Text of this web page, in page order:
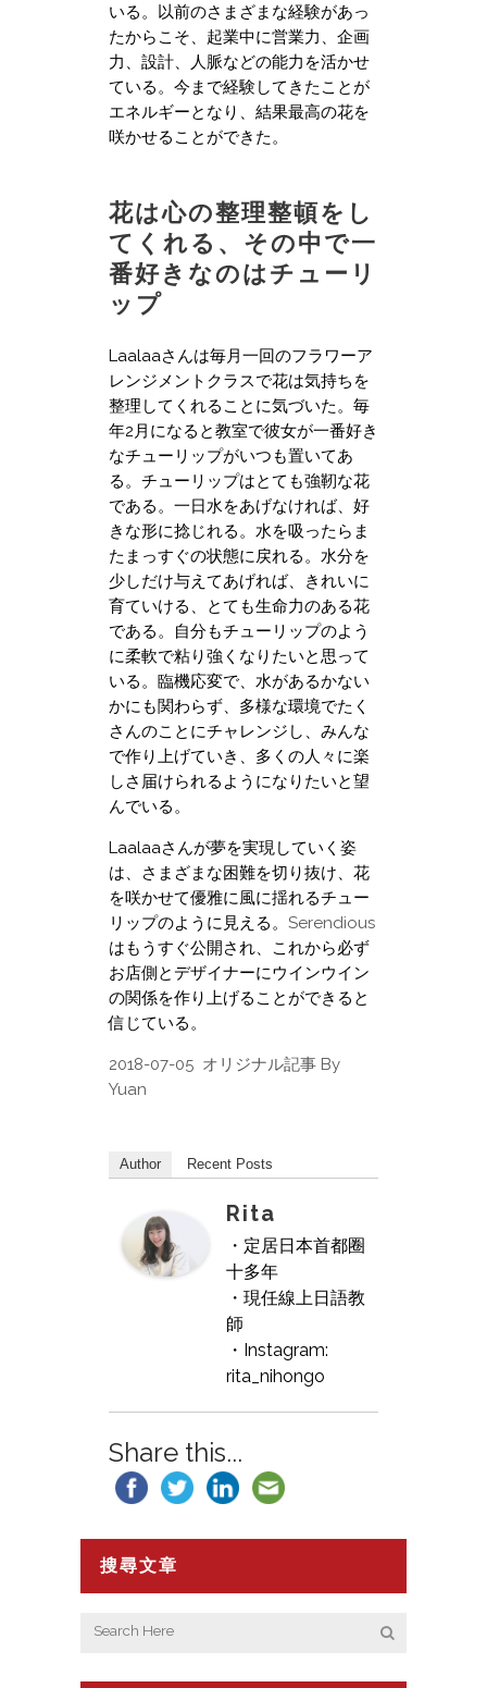
いる。以前のさまざまな経験があっ
たからこそ、起業中に営業力、企画
力、設計、人脈などの能力を活かせ
ている。今まで経験してきたことが
エネルギーとなり、結果最高の花を
咲かせることができた。
花は心の整理整頓をし
てくれる、その中で一
番好きなのはチューリ
ップ
Laalaaさんは毎月一回のフラワーア
レンジメントクラスで花は気持ちを
整理してくれることに気づいた。毎
年2月になると教室で彼女が一番好き
なチューリップがいつも置いてあ
る。チューリップはとても強靭な花
である。一日水をあげなければ、好
きな形に捻じれる。水を吸ったらま
たまっすぐの状態に戻れる。水分を
少しだけ与えてあげれば、きれいに
育ていける、とても生命力のある花
である。自分もチューリップのよう
に柔軟で粘り強くなりたいと思って
いる。 臨機応変で、水があるかない
かにも関わらず、多様な環境でたく
さんのことにチャレンジし、みんな
で作り上げていき、多くの人々に楽
しさ届けられるようになりたいと望
んでいる。
Laalaaさんが夢を実現していく姿
は、さまざまな困難を切り抜け、花
を咲かせて優雅に風に揺れるチュー
リップのように見える。 Serendious
はもうすぐ公開され、これから必ず
お店側とデザイナーにウインウイン
の関係を作り上げることができると
信じている。
2018-07-05 オリジナル記事 By
Yuan
Author Recent Posts
Rita
・定居日本首都圈
十多年
・現任線上日語教
師
・Instagram:
rita_nihongo
Share this...
搜尋文章